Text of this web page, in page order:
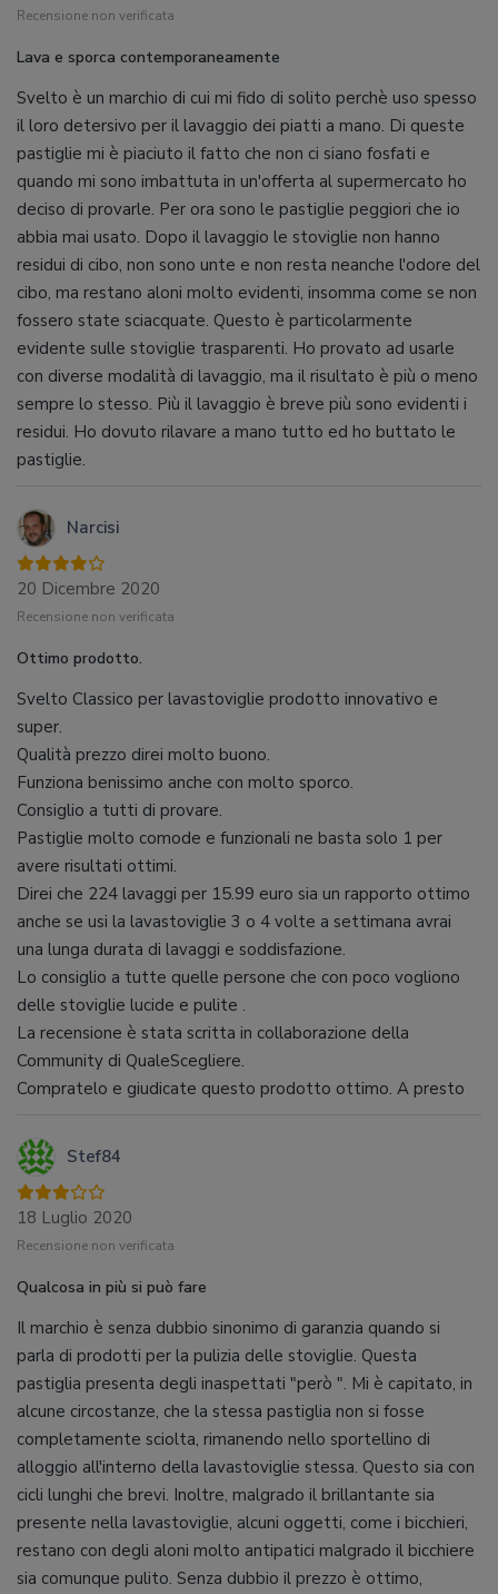
Recensione non verificata
Lava e sporca contemporaneamente
Svelto è un marchio di cui mi fido di solito perchè uso spesso
il loro detersivo per il lavaggio dei piatti a mano. Di queste
pastiglie mi è piaciuto il fatto che non ci siano fosfati e
quando mi sono imbattuta in un'offerta al supermercato ho
deciso di provarle. Per ora sono le pastiglie peggiori che io
abbia mai usato. Dopo il lavaggio le stoviglie non hanno
residui di cibo, non sono unte e non resta neanche l'odore del
cibo, ma restano aloni molto evidenti, insomma come se non
fossero state sciacquate. Questo è particolarmente
evidente sulle stoviglie trasparenti. Ho provato ad usarle
con diverse modalità di lavaggio, ma il risultato è più o meno
sempre lo stesso. Più il lavaggio è breve più sono evidenti i
residui. Ho dovuto rilavare a mano tutto ed ho buttato le
pastiglie.
Narcisi
20 Dicembre 2020
Recensione non verificata
Ottimo prodotto.
Svelto Classico per lavastoviglie prodotto innovativo e
super.
Qualità prezzo direi molto buono.
Funziona benissimo anche con molto sporco.
Consiglio a tutti di provare.
Pastiglie molto comode e funzionali ne basta solo 1 per
avere risultati ottimi.
Direi che 224 lavaggi per 15.99 euro sia un rapporto ottimo
anche se usi la lavastoviglie 3 o 4 volte a settimana avrai
una lunga durata di lavaggi e soddisfazione.
Lo consiglio a tutte quelle persone che con poco vogliono
delle stoviglie lucide e pulite .
La recensione è stata scritta in collaborazione della
Community di QualeScegliere.
Compratelo e giudicate questo prodotto ottimo. A presto
Stef84
18 Luglio 2020
Recensione non verificata
Qualcosa in più si può fare
Il marchio è senza dubbio sinonimo di garanzia quando si
parla di prodotti per la pulizia delle stoviglie. Questa
pastiglia presenta degli inaspettati "però ". Mi è capitato, in
alcune circostanze, che la stessa pastiglia non si fosse
completamente sciolta, rimanendo nello sportellino di
alloggio all'interno della lavastoviglie stessa. Questo sia con
cicli lunghi che brevi. Inoltre, malgrado il brillantante sia
presente nella lavastoviglie, alcuni oggetti, come i bicchieri,
restano con degli aloni molto antipatici malgrado il bicchiere
sia comunque pulito. Senza dubbio il prezzo è ottimo,